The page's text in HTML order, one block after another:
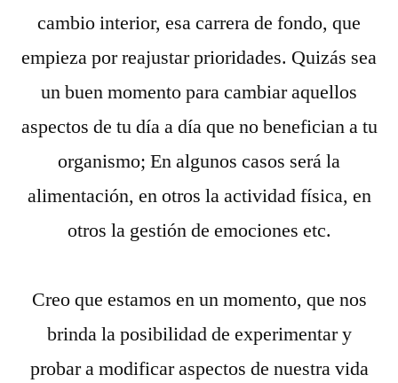
cambio interior, esa carrera de fondo, que
empieza por reajustar prioridades. Quizás sea
un buen momento para cambiar aquellos
aspectos de tu día a día que no benefician a tu
organismo; En algunos casos será la
alimentación, en otros la actividad física, en
otros la gestión de emociones etc.
Creo que estamos en un momento, que nos
brinda la posibilidad de experimentar y
probar a modificar aspectos de nuestra vida